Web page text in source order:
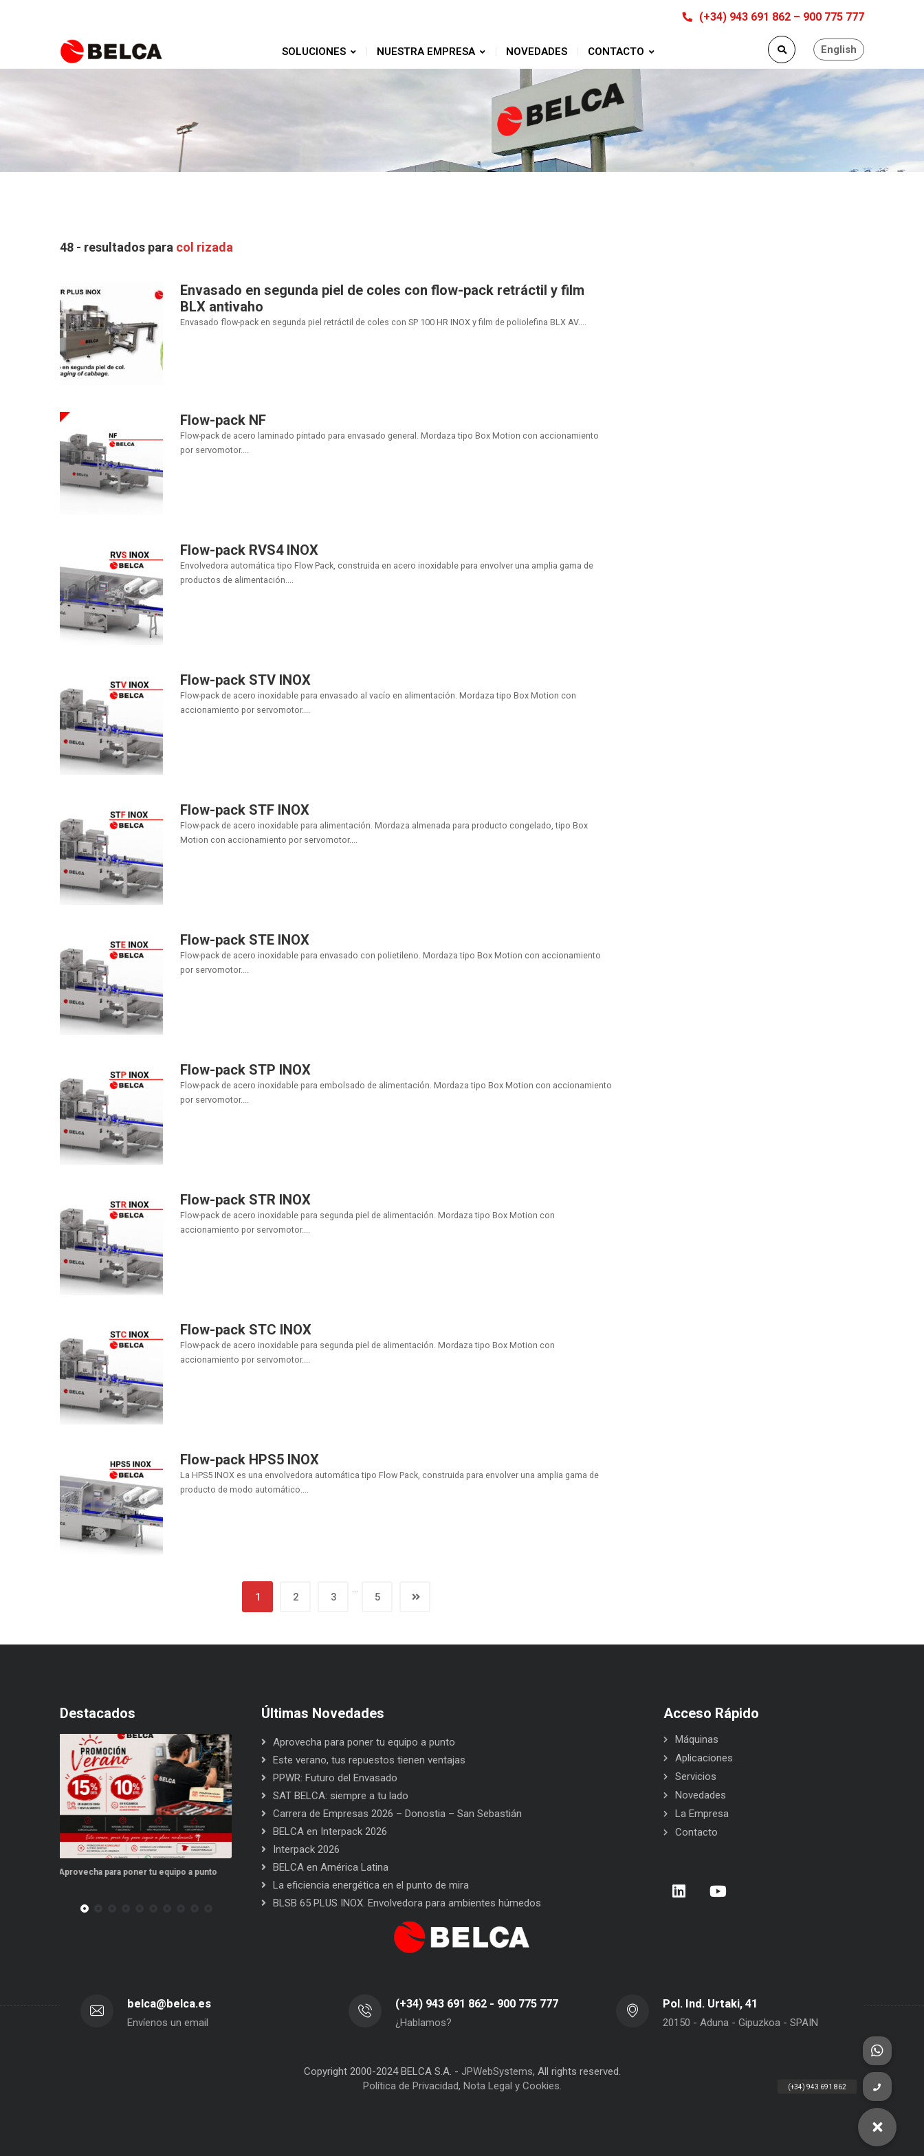
(+34) 943 691 862 – 900 775 777
English
SOLUCIONES NUESTRA EMPRESA NOVEDADES CONTACTO
48 - resultados para col rizada
Envasado en segunda piel de coles con flow-pack retráctil y film
BLX antivaho
Envasado flow-pack en segunda piel retráctil de coles con SP 100 HR INOX y film de poliolefina BLX AV....
Flow-pack NF
Flow-pack de acero laminado pintado para envasado general. Mordaza tipo Box Motion con accionamiento
por servomotor....
Flow-pack RVS4 INOX
Envolvedora automática tipo Flow Pack, construida en acero inoxidable para envolver una amplia gama de
productos de alimentación....
Flow-pack STV INOX
Flow-pack de acero inoxidable para envasado al vacío en alimentación. Mordaza tipo Box Motion con
accionamiento por servomotor....
Flow-pack STF INOX
Flow-pack de acero inoxidable para alimentación. Mordaza almenada para producto congelado, tipo Box
Motion con accionamiento por servomotor....
Flow-pack STE INOX
Flow-pack de acero inoxidable para envasado con polietileno. Mordaza tipo Box Motion con accionamiento
por servomotor....
Flow-pack STP INOX
Flow-pack de acero inoxidable para embolsado de alimentación. Mordaza tipo Box Motion con accionamiento
por servomotor....
Flow-pack STR INOX
Flow-pack de acero inoxidable para segunda piel de alimentación. Mordaza tipo Box Motion con
accionamiento por servomotor....
Flow-pack STC INOX
Flow-pack de acero inoxidable para segunda piel de alimentación. Mordaza tipo Box Motion con
accionamiento por servomotor....
Flow-pack HPS5 INOX
La HPS5 INOX es una envolvedora automática tipo Flow Pack, construida para envolver una amplia gama de
producto de modo automático....
1 2 3 5
Destacados
Este verano, tus repuestos tienen ventajas PPWR: Futuro del Envasado
Últimas Novedades
Aprovecha para poner tu equipo a punto
Este verano, tus repuestos tienen ventajas
PPWR: Futuro del Envasado
SAT BELCA: siempre a tu lado
Carrera de Empresas 2026 – Donostia – San Sebastián
BELCA en Interpack 2026
Interpack 2026
BELCA en América Latina
La eficiencia energética en el punto de mira
BLSB 65 PLUS INOX. Envolvedora para ambientes húmedos
Acceso Rápido
Máquinas
Aplicaciones
Servicios
Novedades
La Empresa
Contacto
belca@belca.es
Envíenos un email
(+34) 943 691 862 - 900 775 777
¿Hablamos?
Pol. Ind. Urtaki, 41
20150 - Aduna - Gipuzkoa - SPAIN
Copyright 2000-2024 BELCA S.A. - JPWebSystems, All rights reserved.
Política de Privacidad, Nota Legal y Cookies.